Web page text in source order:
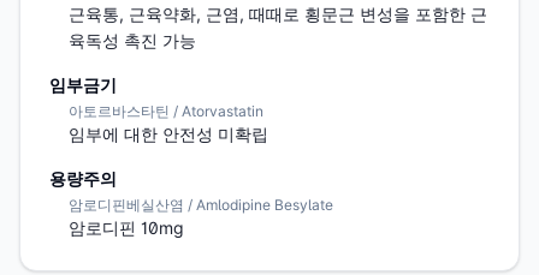
근육통, 근육약화, 근염, 때때로 횡문근 변성을 포함한 근
육독성 촉진 가능
임부금기
아토르바스타틴 / Atorvastatin
임부에 대한 안전성 미확립
용량주의
암로디핀베실산염 / Amlodipine Besylate
암로디핀 10mg